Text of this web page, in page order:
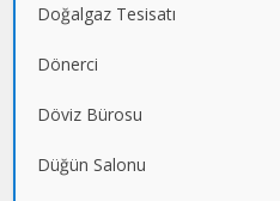
Doğalgaz Tesisatı
Dönerci
Döviz Bürosu
Düğün Salonu